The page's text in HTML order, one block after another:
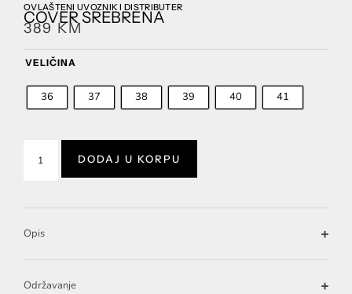
OVLAŠTENI UVOZNIK I DISTRIBUTER
COVER SREBRENA
389 KM
VELIČINA
36 37 38 39 40 41
DODAJ U KORPU
Opis
Održavanje